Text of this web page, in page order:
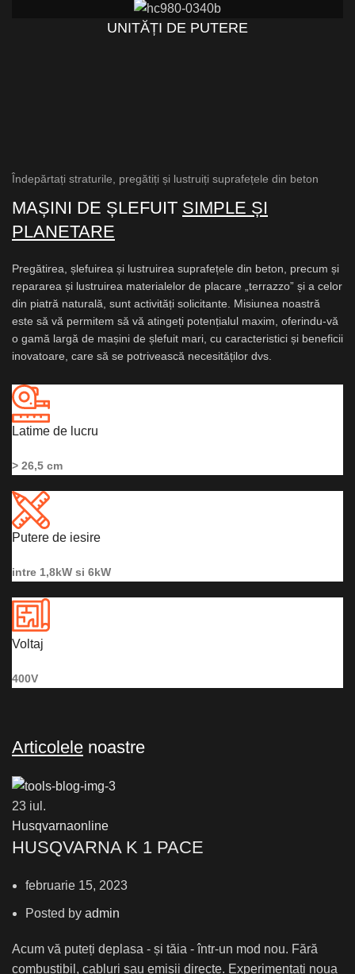
UNITĂȚI DE PUTERE
Îndepărtați straturile, pregătiți și lustruiți suprafețele din beton
MAȘINI DE ȘLEFUIT SIMPLE ȘI
PLANETARE
Pregătirea, șlefuirea și lustruirea suprafețele din beton, precum și
repararea și lustruirea materialelor de placare „terrazzo” și a celor
din piatră naturală, sunt activități solicitante. Misiunea noastră
este să vă permitem să vă atingeți potențialul maxim, oferindu-vă
o gamă largă de mașini de șlefuit mari, cu caracteristici și beneficii
inovatoare, care să se potrivească necesităților dvs.
Latime de lucru
> 26,5 cm
Putere de iesire
intre 1,8kW si 6kW
Voltaj
400V
Articolele noastre
23 iul.
Husqvarnaonline
HUSQVARNA K 1 PACE
februarie 15, 2023
Posted by admin
Acum vă puteți deplasa - și tăia - într-un mod nou. Fără
combustibil, cabluri sau emisii directe. Experimentați noua